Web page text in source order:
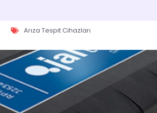
Arıza Tespit Cihazları